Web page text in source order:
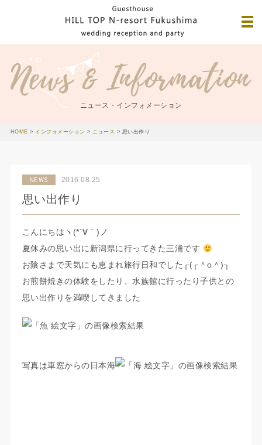
ニュース・インフォメーション
HOME > インフォメーション >ニュース > 思い出作り
NEWS 2016.08.25
思い出作り
こんにちはヽ(*´∀｀)ノ
夏休みの思い出に新潟県に行ってきた三浦です
お陰さまで天気にも恵まれ旅行日和でした┌(┌＾o＾)┐
お煎餅焼きの体験をしたり、水族館に行ったり子供との
思い出作りを満喫してきました
写真は車窓からの日本海